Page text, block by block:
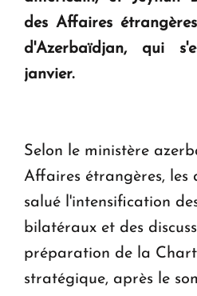
des Affaires
d'Azerbaïdjan, qui
janvier.
Selon le ministère
Affaires étrangères, les
salué l'intensification
bilatéraux et des
préparation de la
stratégique, après le